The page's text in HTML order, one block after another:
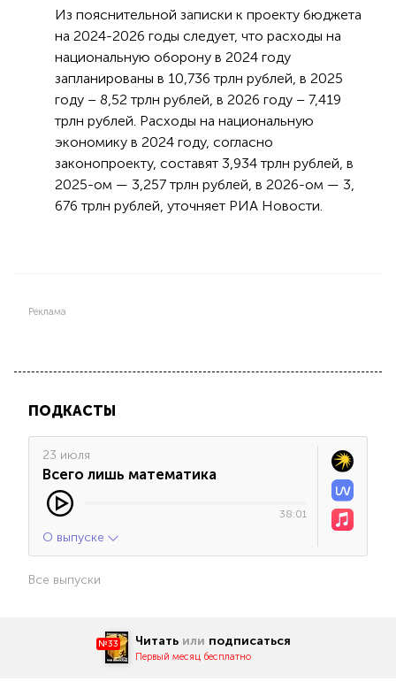
Из пояснительной записки к проекту бюджета
на 2024-2026 годы следует, что расходы на
национальную оборону в 2024 году
запланированы в 10,736 трлн рублей, в 2025
году – 8,52 трлн рублей, в 2026 году – 7,419
трлн рублей. Расходы на национальную
экономику в 2024 году, согласно
законопроекту, составят 3,934 трлн рублей, в
2025-ом — 3,257 трлн рублей, в 2026-ом — 3,
676 трлн рублей, уточняет РИА Новости.
Реклама
ПОДКАСТЫ
23 июля
Всего лишь математика
38:01
О выпуске
Все выпуски
№33 Читать или подписаться
Первый месяц бесплатно